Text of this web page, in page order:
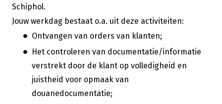
Schiphol.
Jouw werkdag bestaat o.a. uit deze activiteiten:
Ontvangen van orders van klanten;
Het controleren van documentatie/informatie
verstrekt door de klant op volledigheid en
juistheid voor opmaak van
douanedocumentatie;